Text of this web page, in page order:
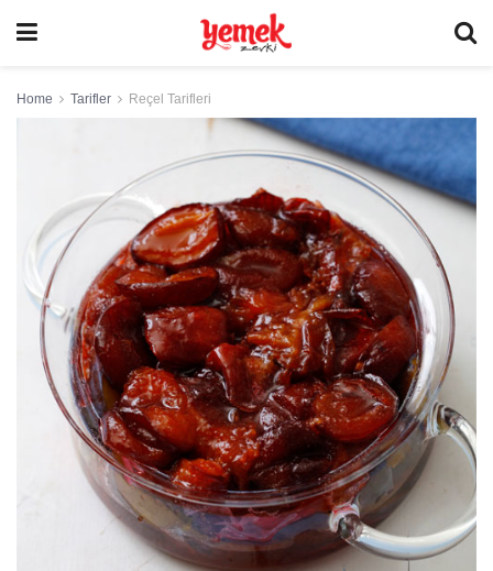
Home Tarifler Reçel Tarifleri